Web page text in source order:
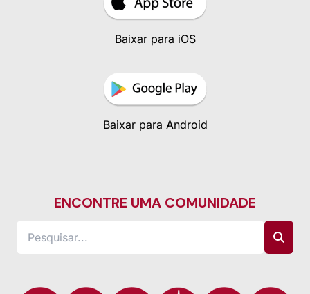
Baixar para iOS
Baixar para Android
ENCONTRE UMA COMUNIDADE